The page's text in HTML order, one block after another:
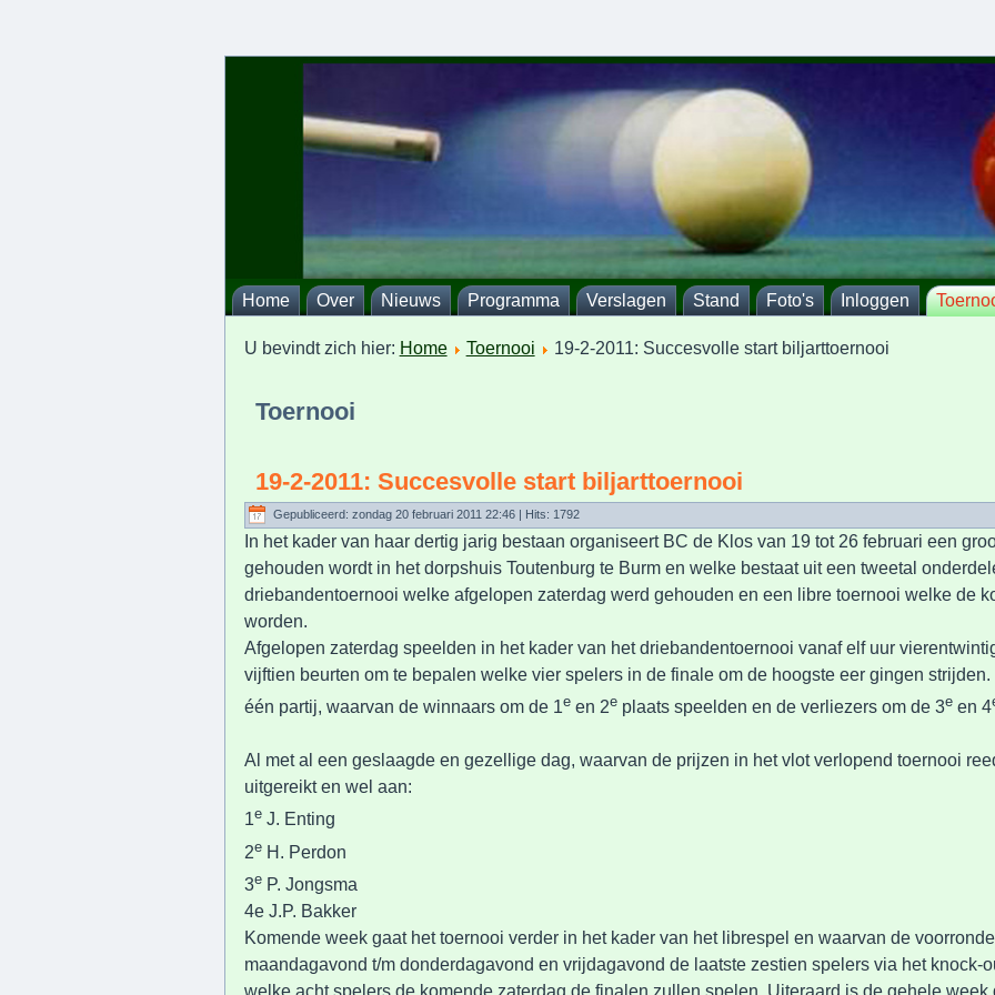
Home Over Nieuws Programma Verslagen Stand Foto's Inloggen
U bevindt zich hier: Home Toernooi 19-2-2011: Succesvolle start biljarttoernooi
Toernooi
19-2-2011: Succesvolle start biljarttoernooi
Gepubliceerd: zondag 20 februari 2011 22:46| Hits: 1792
In het kader van haar dertig jarig bestaan organiseert BC de Klos van 19 tot 26 februari een
gehouden wordt in het dorpshuis Toutenburg te Burm en welke bestaat uit een tweetal
driebandentoernooi welke afgelopen zaterdag werd gehouden en een libre toernooi welke de
worden.
Afgelopen zaterdag speelden in het kader van het driebandentoernooi vanaf elf uur
vijftien beurten om te bepalen welke vier spelers in de finale om de hoogste eer gingen
één partij, waarvan de winnaars om de 1een 2eplaats speelden en de verliezers om de 3een 4
Al met al een geslaagde en gezellige dag, waarvan de prijzen in het vlot verlopend toernooi
uitgereikt en wel aan:
1eJ. Enting
2eH. Perdon
3eP. Jongsma
4e J.P. Bakker
Komende week gaat het toernooi verder in het kader van het librespel en waarvan de
maandagavond t/m donderdagavond en vrijdagavond de laatste zestien spelers via het knock-